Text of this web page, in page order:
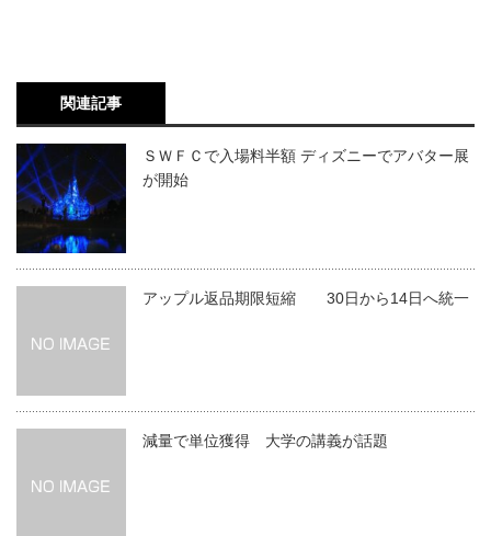
関連記事
ＳＷＦＣで入場料半額 ディズニーでアバター展
が開始
アップル返品期限短縮 30日から14日へ統一
減量で単位獲得 大学の講義が話題